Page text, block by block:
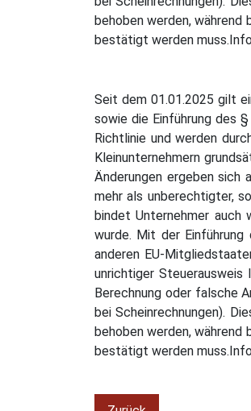
behoben werden,
bestätigt werden
Seit dem 01.01.2025 gilt
sowie die Einführung des
Richtlinie und werden
Kleinunternehmern
Änderungen ergeben sich
mehr als unberechtigter,
bindet Unternehmer auch
wurde. Mit der
anderen EU-
unrichtiger
Berechnung oder falsche
bei Scheinrechnungen).
behoben werden,
bestätigt werden